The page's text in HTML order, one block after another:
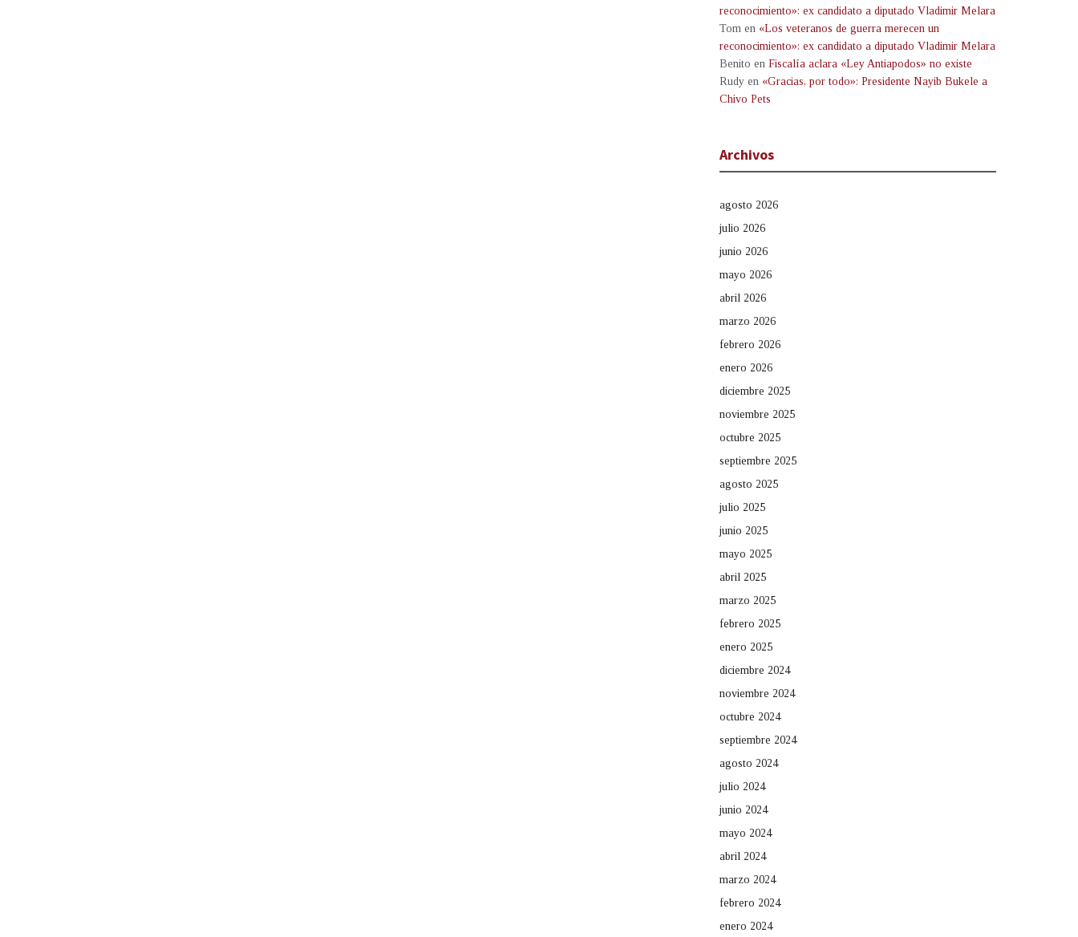
reconocimiento»: ex candidato a diputado Vladimir Melara
Tom en «Los veteranos de guerra merecen un
reconocimiento»: ex candidato a diputado Vladimir Melara
Benito en Fiscalía aclara «Ley Antiapodos» no existe
Rudy en «Gracias, por todo»: Presidente Nayib Bukele a
Chivo Pets
Archivos
agosto 2026
julio 2026
junio 2026
mayo 2026
abril 2026
marzo 2026
febrero 2026
enero 2026
diciembre 2025
noviembre 2025
octubre 2025
septiembre 2025
agosto 2025
julio 2025
junio 2025
mayo 2025
abril 2025
marzo 2025
febrero 2025
enero 2025
diciembre 2024
noviembre 2024
octubre 2024
septiembre 2024
agosto 2024
julio 2024
junio 2024
mayo 2024
abril 2024
marzo 2024
febrero 2024
enero 2024